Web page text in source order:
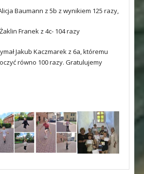
Baumann z 5b z wynikiem 125 razy,
Franek z 4c- 104 razy
Jakub Kaczmarek z 6a, któremu
równo 100 razy. Gratulujemy